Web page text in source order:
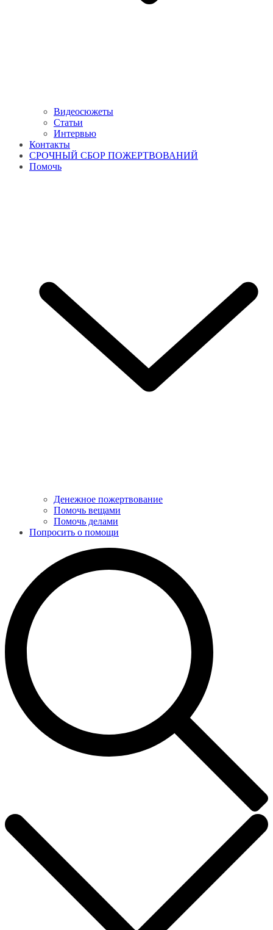
Видеосюжеты
Статьи
Интервью
Контакты
СРОЧНЫЙ СБОР ПОЖЕРТВОВАНИЙ
Помочь
Денежное пожертвование
Помочь вещами
Помочь делами
Попросить о помощи